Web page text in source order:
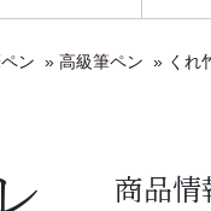
ン » 高級筆ペン » くれ
商品情